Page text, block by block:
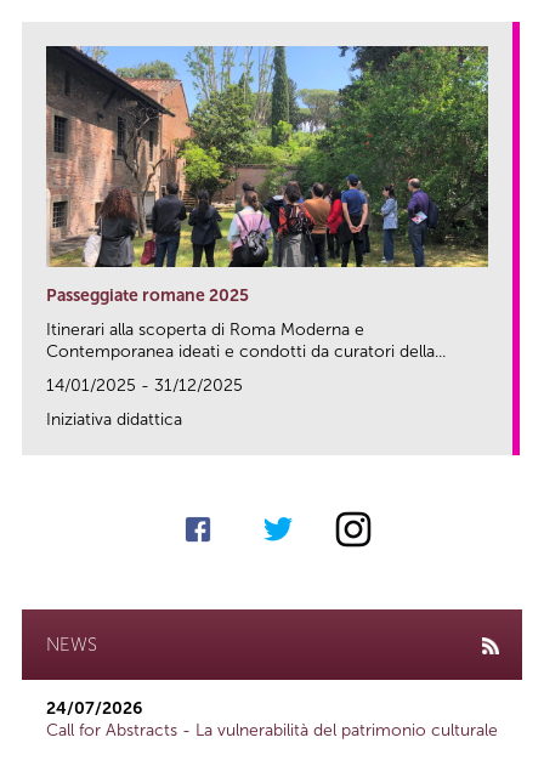
Passeggiate romane 2025
Itinerari alla scoperta di Roma Moderna e
Contemporanea ideati e condotti da curatori della...
14/01/2025 - 31/12/2025
Iniziativa didattica
NEWS
24/07/2026
Call for Abstracts - La vulnerabilità del patrimonio culturale